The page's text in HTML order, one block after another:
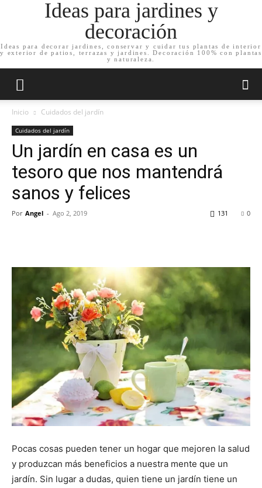
Ideas para jardines y
decoración
Ideas para decorar jardines, conservar y cuidar tus plantas de interior
y exterior de patios, terrazas y jardines. Decoración 100% con plantas
y naturaleza.
Inicio Cuidados del jardín
Cuidados del jardín
Un jardín en casa es un
tesoro que nos mantendrá
sanos y felices
Por Angel - Ago 2, 2019 0
131
Pocas cosas pueden tener un hogar que mejoren la salud
y produzcan más beneficios a nuestra mente que un
jardín. Sin lugar a dudas, quien tiene un jardín tiene un